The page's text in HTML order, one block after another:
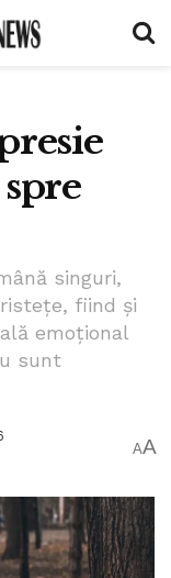
spre
singuri,
fiind și
emoțional
sunt
AA